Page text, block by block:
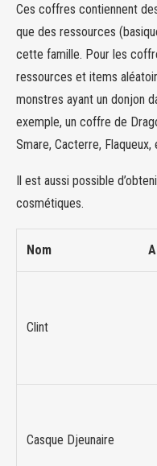
Ces coffres contiennent
que des ressources
cette famille. Pour les
ressources et items
monstres ayant un donjon
exemple, un coffre de
Smare, Cacterre, Flaqueux,
Il est aussi possible
cosmétiques.
Nom
Clint
Casque Djeunaire